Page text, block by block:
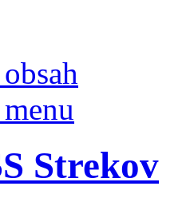
Strekov